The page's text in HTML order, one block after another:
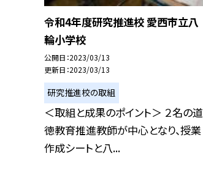
令和4年度研究推進校 愛西市立八
輪小学校
公開日 2023/03/13
更新日 2023/03/13
研究推進校の取組
＜取組と成果のポイント＞ ２名の道
徳教育推進教師が中心となり、授業
作成シートと八...